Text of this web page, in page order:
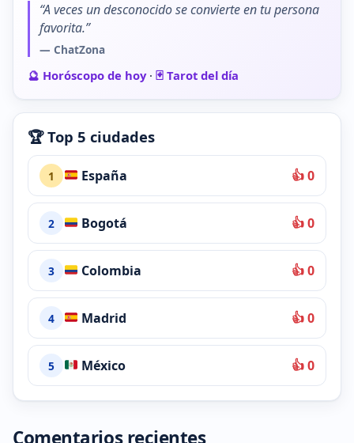
“A veces un desconocido se convierte en tu persona
favorita.”
— ChatZona
🔮 Horóscopo de hoy· 🃏 Tarot del día
🏆 Top 5 ciudades
1 España 👍 0
2 Bogotá 👍 0
3 Colombia 👍 0
4 Madrid 👍 0
5 México 👍 0
Comentarios recientes